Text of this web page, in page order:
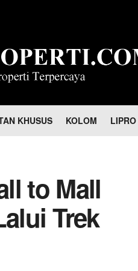
KHUSUS KOLOM
to Mall
Trek